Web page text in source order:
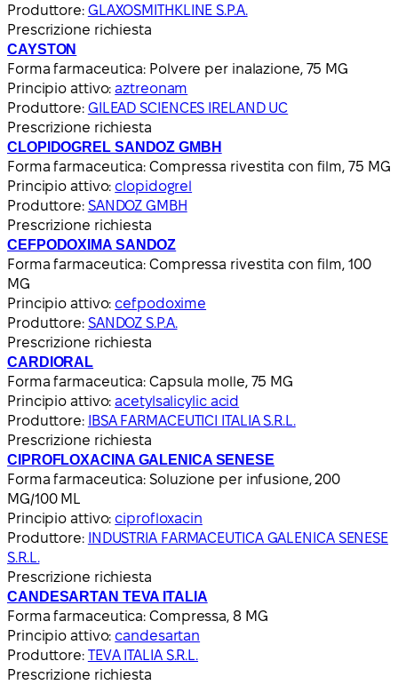
Produttore: GLAXOSMITHKLINE S.P.A.
Prescrizione richiesta
CAYSTON
Forma farmaceutica: Polvere per inalazione, 75 MG
Principio attivo:aztreonam
Produttore: GILEAD SCIENCES IRELAND UC
Prescrizione richiesta
CLOPIDOGREL SANDOZ GMBH
Forma farmaceutica: Compressa rivestita con film, 75 MG
Principio attivo: clopidogrel
Produttore: SANDOZ GMBH
Prescrizione richiesta
CEFPODOXIMA SANDOZ
Forma farmaceutica: Compressa rivestita con film, 100
MG
Principio attivo: cefpodoxime
Produttore: SANDOZ S.P.A.
Prescrizione richiesta
CARDIORAL
Forma farmaceutica: Capsula molle, 75 MG
Principio attivo:acetylsalicylic acid
Produttore: IBSA FARMACEUTICI ITALIA S.R.L.
Prescrizione richiesta
CIPROFLOXACINA GALENICA SENESE
Forma farmaceutica: Soluzione per infusione, 200
MG/100 ML
Principio attivo: ciprofloxacin
Produttore: INDUSTRIA FARMACEUTICA GALENICA SENESE
S.R.L.
Prescrizione richiesta
CANDESARTAN TEVA ITALIA
Forma farmaceutica: Compressa, 8 MG
Principio attivo: candesartan
Produttore: TEVA ITALIA S.R.L.
Prescrizione richiesta